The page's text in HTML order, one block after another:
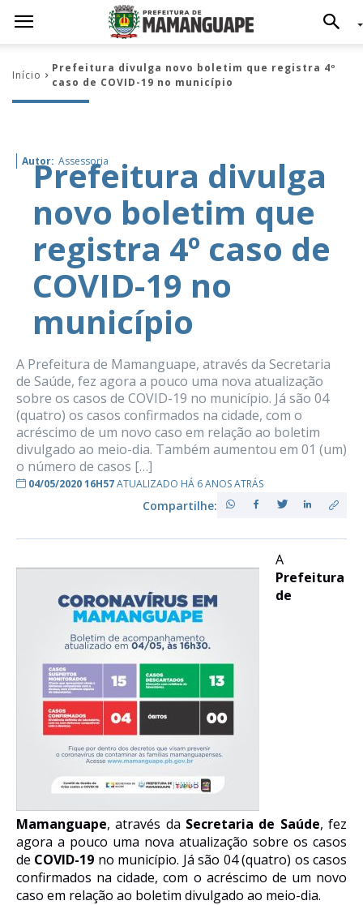
Início
Prefeitura divulga novo boletim que registra 4º
caso de COVID-19 no município
Autor: Assessoria
Prefeitura divulga
novo boletim que
registra 4º caso de
COVID-19 no
município
A Prefeitura de Mamanguape, através da Secretaria
de Saúde, fez agora a pouco uma nova atualização
sobre os casos de COVID-19 no município. Já são 04
(quatro) os casos confirmados na cidade, com o
acréscimo de um novo caso em relação ao boletim
divulgado ao meio-dia. Também aumentou em 01 (um)
o número de casos […]
04/05/2020 16H57ATUALIZADO HÁ 6 ANOS ATRÁS
Compartilhe:
A
Prefeitura
de
Mamanguape, através da Secretaria de Saúde, fez
agora a pouco uma nova atualização sobre os casos
de COVID-19 no município. Já são 04 (quatro) os casos
confirmados na cidade, com o acréscimo de um novo
caso em relação ao boletim divulgado ao meio-dia.